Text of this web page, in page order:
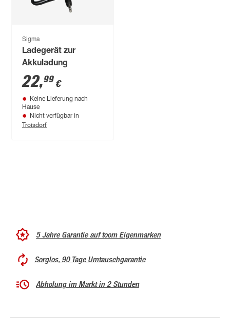
Sigma
Ladegerät zur
Akkuladung
22,99 €
Keine Lieferung nach
Hause
Nicht verfügbar in
Troisdorf
5 Jahre Garantie auf toom Eigenmarken
Sorglos, 90 Tage Umtauschgarantie
Abholung im Markt in 2 Stunden